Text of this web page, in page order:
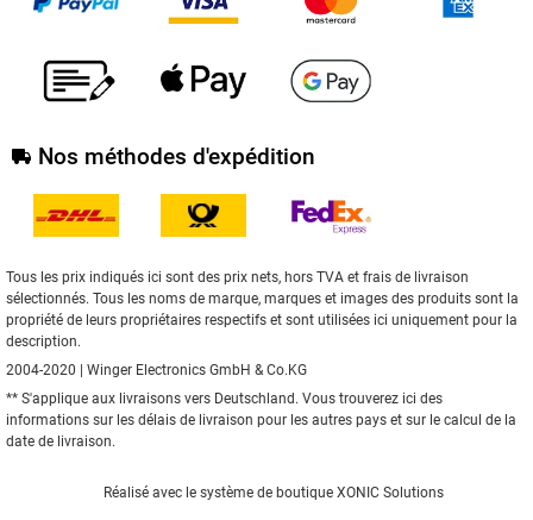
Nos méthodes d'expédition
Tous les prix indiqués ici sont des prix nets, hors TVA et frais de livraison
sélectionnés. Tous les noms de marque, marques et images des produits sont la
propriété de leurs propriétaires respectifs et sont utilisées ici uniquement pour la
description.
2004-2020 | Winger Electronics GmbH & Co.KG
** S'applique aux livraisons vers Deutschland. Vous trouverez ici des
informations sur les délais de livraison pour les autres pays et sur le calcul de la
date de livraison.
Réalisé avec le système de boutique XONIC Solutions